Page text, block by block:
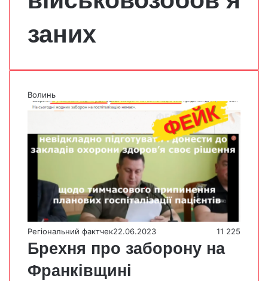
заних
Волинь
Регіональний фактчек22.06.2023 11 225
Брехня про заборону на
Франківщині